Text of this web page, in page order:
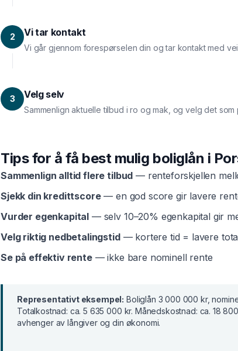
2 Vi tar kontakt
Vi går gjennom forespørselen din og tar kontakt med
3 Velg selv
Sammenlign aktuelle tilbud i ro og mak, og velg det
Tips for å få best mulig boliglån i
Sammenlign alltid flere tilbud — renteforskjellen
Sjekk din kredittscore— en god score gir lavere
Vurder egenkapital — selv 10–20% egenkapital gir
Velg riktig nedbetalingstid— kortere tid = lavere
Se på effektiv rente— ikke bare nominell rente
Representativt eksempel: Boliglån 3 000 000 kr,
Totalkostnad: ca. 5 635 000 kr. Månedskostnad: ca. 18
avhenger av långiver og din økonomi.